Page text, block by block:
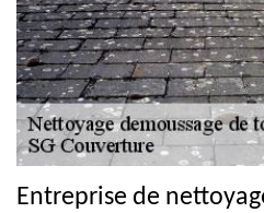
Entreprise de